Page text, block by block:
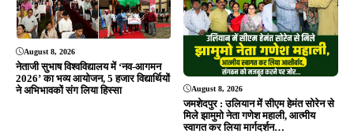
August 8, 2026
नेताजी सुभाष विश्वविद्यालय में ‘नव-आगमन
2026’ का भव्य आयोजन, 5 हजार विद्यार्थियों
ने अभिभावकों संग लिया हिस्सा
August 8, 2026
जमशेदपुर : उलियान में सीएम हेमंत सोरेन से
मिले झामुमो नेता गणेश महाली, आत्मीय
स्वागत कर लिया मार्गदर्शन…